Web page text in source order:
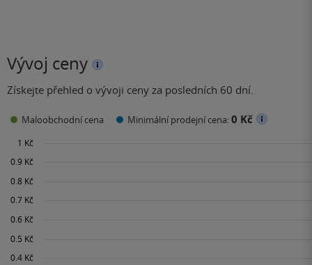
Vývoj ceny
Získejte přehled o vývoji ceny za posledních 60 dní.
Maloobchodní cena Minimální prodejní cena:0 Kč